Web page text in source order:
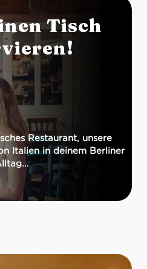
Tisch
Restaurant, unsere
Italien in deinem Berliner